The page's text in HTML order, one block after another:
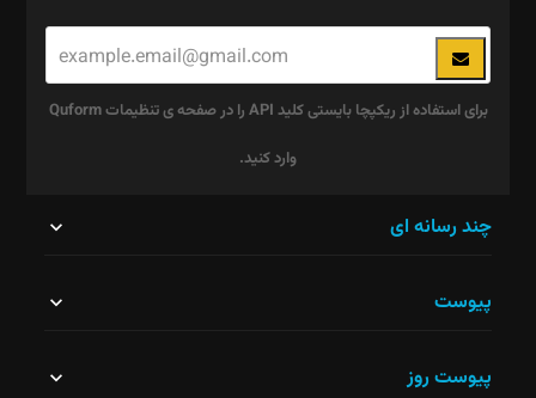
برای استفاده از ریکپچا بایستی کلید API را در صفحه ی تنظیمات Quform
وارد کنید.
نباید
چند رسانه ای
پیوست
پیوست روز